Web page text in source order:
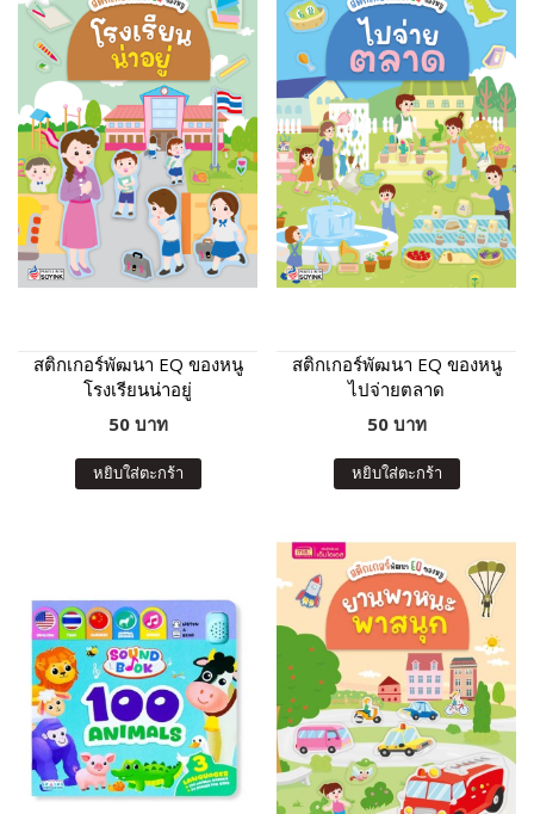
สติกเกอร์พัฒนา EQ ของหนู
โรงเรียนน่าอยู่
50 บาท
หยิบใส่ตะกร้า
สติกเกอร์พัฒนา EQ ของหนู
ไปจ่ายตลาด
50 บาท
หยิบใส่ตะกร้า